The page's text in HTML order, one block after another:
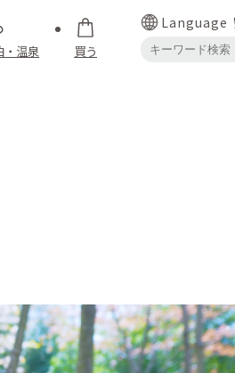
・温泉 買う
Language